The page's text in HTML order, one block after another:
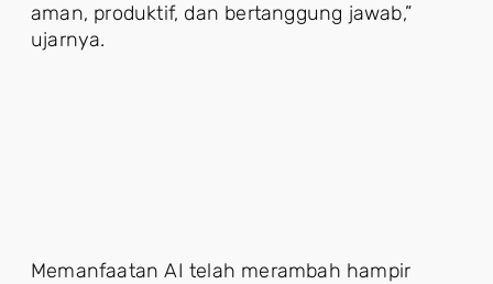
aman, produktif, dan bertanggung jawab,”
ujarnya.
Memanfaatan AI telah merambah hampir